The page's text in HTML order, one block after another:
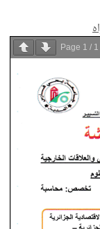
Page 1 / 1